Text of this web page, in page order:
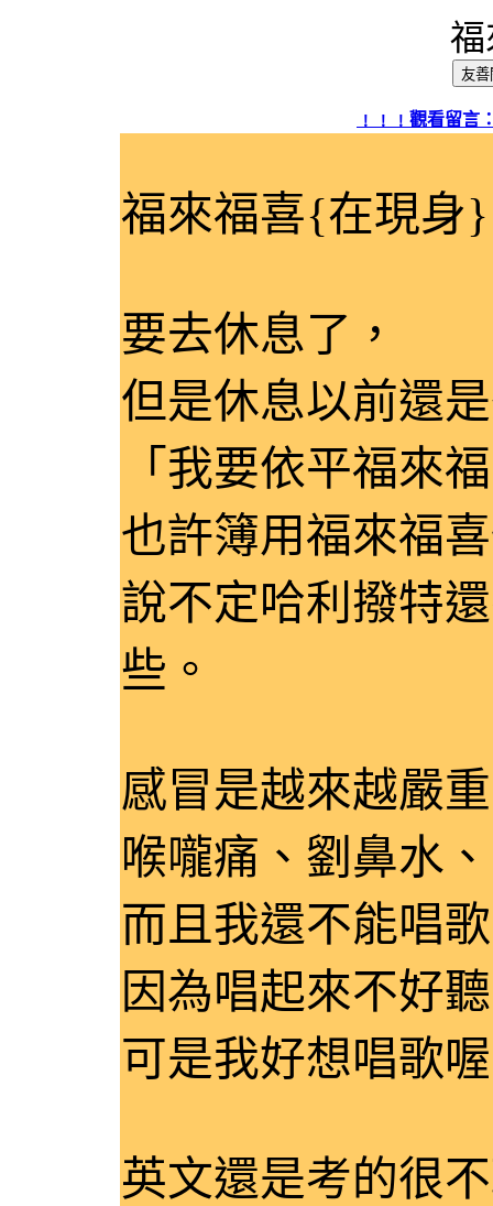
﹗﹗﹗觀看留言
福來福喜{在現身}
要去休息了，
但是休息以前還
「我要依平福來
也許簿用福來福
說不定哈利撥特
些。
感冒是越來越嚴
喉嚨痛、劉鼻水
而且我還不能唱
因為唱起來不好
可是我好想唱歌
英文還是考的很